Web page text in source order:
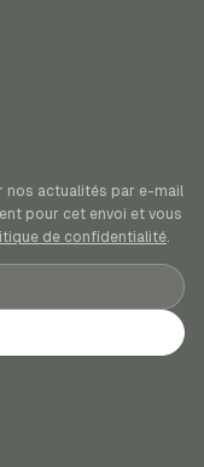
nos actualités par e-mail
pour cet envoi et vous
de confidentialité.